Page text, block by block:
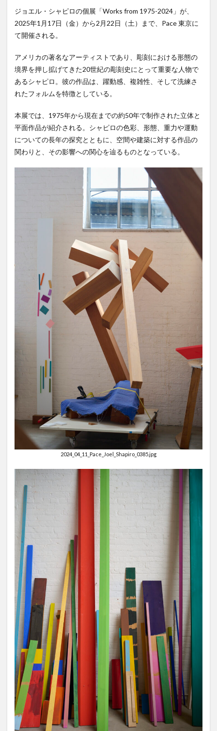
ジョエル・シャピロの個展「Works from 1975-2024」が、
2025年1月17日（金）から2月22日（土）まで、Pace 東京に
て開催される。
アメリカの著名なアーティストであり、彫刻における形態の
境界を押し拡げてきた20世紀の彫刻史にとって重要な人物で
あるシャピロ。彼の作品は、躍動感、複雑性、そして洗練さ
れたフォルムを特徴としている。
本展では、1975年から現在までの約50年で制作された立体と
平面作品が紹介される。シャピロの色彩、形態、重力や運動
についての⻑年の探究とともに、空間や建築に対する作品の
関わりと、その影響への関心を辿るものとなっている。
2024_04_11_Pace_Joel_Shapiro_0385.jpg